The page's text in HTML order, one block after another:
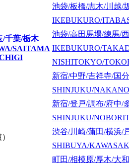
/千葉/栃木
SAITAMA
池袋/板橋/志木/川越/
IKEBUKURO/
池袋/高田馬場/練馬/
IKEBUKURO/
NISHITOKYO/
新宿/中野/吉祥寺/国分
SHINJUKU/
新宿/登戸/調布/府中/
SHINJUKU/
渋谷/川崎/蒲田/横浜/
SHIBUYA/
町田/相模原/厚木/大